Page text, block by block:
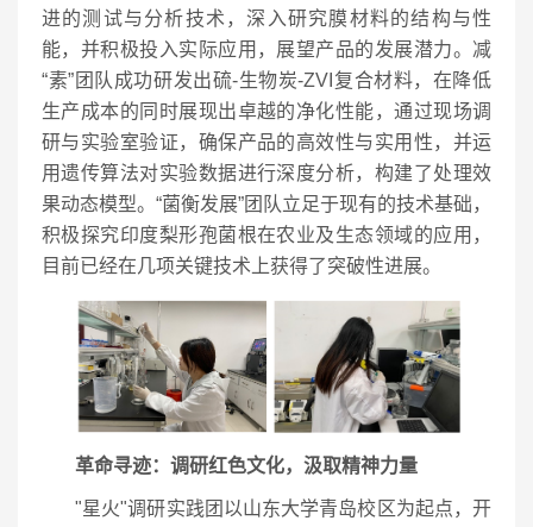
进的测试与分析技术，深入研究膜材料的结构与性
能，并积极投入实际应用，展望产品的发展潜力。减
“素”团队成功研发出硫-生物炭-ZVI复合材料，在降低
生产成本的同时展现出卓越的净化性能，通过现场调
研与实验室验证，确保产品的高效性与实用性，并运
用遗传算法对实验数据进行深度分析，构建了处理效
果动态模型。“菌衡发展”团队立足于现有的技术基础，
积极探究印度梨形孢菌根在农业及生态领域的应用，
目前已经在几项关键技术上获得了突破性进展。
革命寻迹：调研红色文化，汲取精神力量
"星火"调研实践团以山东大学青岛校区为起点，开